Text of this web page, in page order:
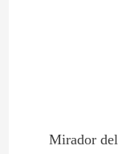
Mirador